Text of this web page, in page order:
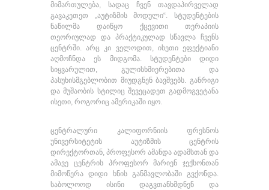
მიმართულება, სადაც ჩვენ თავდაპირველად
გავაკეთეთ „აუტიზმის მოდული“. სტუდენტების
ნაწილმა დაიწყო ქცევითი თერაპიის
თეორიულად და პრაქტიკულად სწავლა ჩვენს
ცენტრში. არც კი ველოდით, ისეთი ეფექტიანი
აღმოჩნდა ეს მიდგომა. სტუდენტები დიდი
სიყვარულით, გულისხმიერებითა და
პასუხისმგებლობით მიუდგნენ ბავშვებს. განრიგი
და მუშაობის სტილიც შევეცადეთ გადმოგვეტანა
ისეთი, როგორიც ამერიკაში იყო.
ცენტრალური კალიფორნიის ფრესნოს
უნივერსიტეტის აუტიზმის ცენტრის
დირექტორთან, პროფესორ ამანდა ადამსთან და
ამავე ცენტრის პროფესორ მარიენ ჯექსონთან
მიმოწერა დიდი ხნის განმავლობაში გვქონდა.
საბოლოოდ ისინი დაგვთანხმდნენ და